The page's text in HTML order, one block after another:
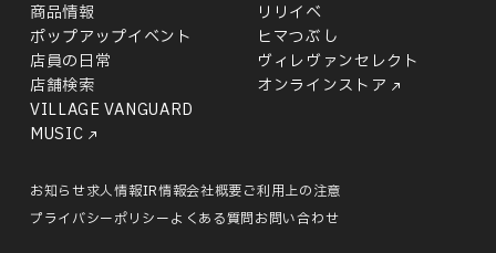
商品情報
リリイベ
ポップアップイベント
ヒマつぶし
店員の日常
ヴィレヴァンセレクト
店舗検索
オンラインストア
VILLAGE VANGUARD
MUSIC
お知らせ求人情報IR情報会社概要ご利用上の注意
プライバシーポリシーよくある質問お問い合わせ